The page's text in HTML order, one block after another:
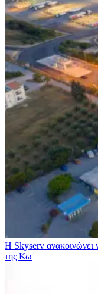
Η Skyserv ανακοινώνει
της Κω